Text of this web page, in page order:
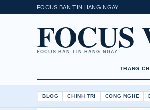
FOCUS BAN TIN HANG NGAY
FOCUS BAN TIN HANG NGAY
TRANG
BLOG CHINH TRI CONG NGHE